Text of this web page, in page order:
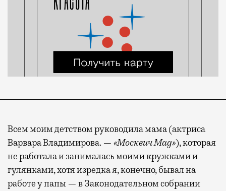
Всем моим детством руководила мама (актриса
Варвара Владимирова. — «Москвич Mag»), которая
не работала и занималась моими кружками и
гулянками, хотя изредка я, конечно, бывал на
работе у папы — в Законодательном собрании